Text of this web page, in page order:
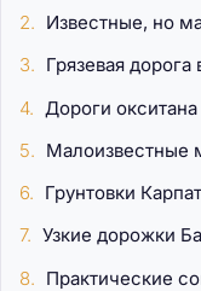
Известные, но
Грязевая
Дороги
Малоизвестные
Грунтовки
Узкие дорожки
Практические